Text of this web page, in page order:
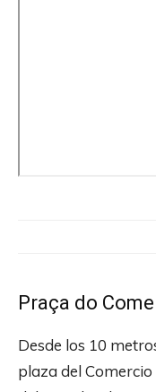
Praça do
Desde los 10
plaza del